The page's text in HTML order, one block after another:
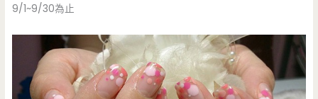
9/1~9/30為止